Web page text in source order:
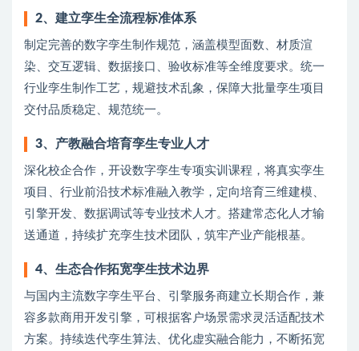
2、 建立孪生全流程标准体系
制定完善的数字孪生制作规范，涵盖模型面数、材质渲
染、交互逻辑、数据接口、验收标准等全维度要求。统一
行业孪生制作工艺，规避技术乱象，保障大批量孪生项目
交付品质稳定、规范统一。
3、产教融合培育孪生专业人才
深化校企合作，开设数字孪生专项实训课程，将真实孪生
项目、行业前沿技术标准融入教学，定向培育三维建模、
引擎开发、数据调试等专业技术人才。搭建常态化人才输
送通道，持续扩充孪生技术团队，筑牢产业产能根基。
4、生态合作拓宽孪生技术边界
与国内主流数字孪生平台、引擎服务商建立长期合作，兼
容多款商用开发引擎，可根据客户场景需求灵活适配技术
方案。持续迭代孪生算法、优化虚实融合能力，不断拓宽